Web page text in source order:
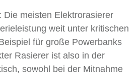
Die meisten Elektrorasierer
weit unter kritischen
für große Powerbanks
Rasierer ist also in der
sowohl bei der Mitnahme